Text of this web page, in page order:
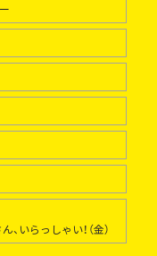
いらっしゃい！（金）